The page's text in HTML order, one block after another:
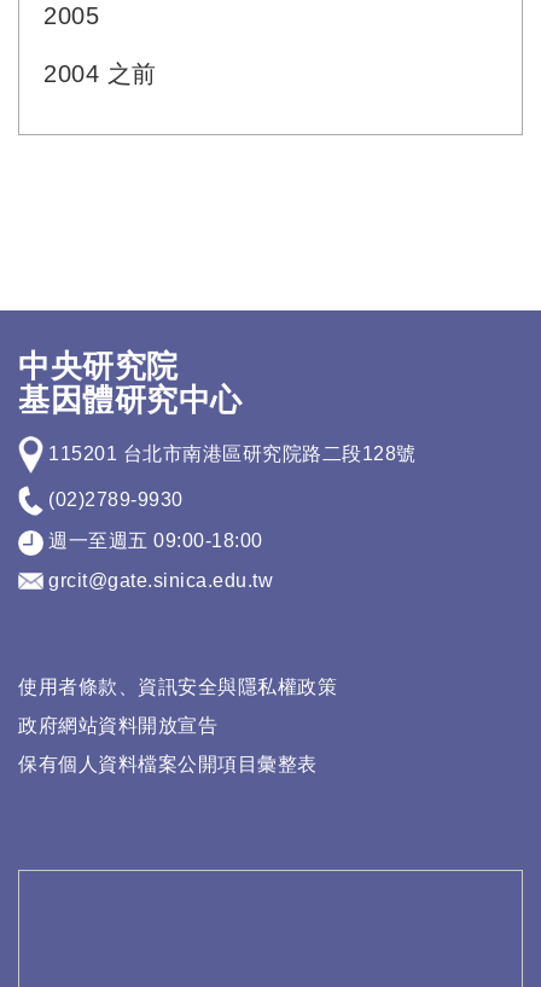
2005
2004 之前
中央研究院
基因體研究中心
115201 台北市南港區研究院路二段128號
(02)2789-9930
週一至週五 09:00-18:00
grcit@gate.sinica.edu.tw
使用者條款、資訊安全與隱私權政策
政府網站資料開放宣告
保有個人資料檔案公開項目彙整表